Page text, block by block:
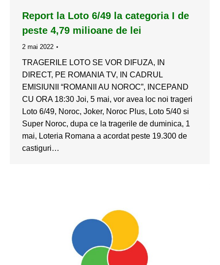
Report la Loto 6/49 la categoria I de
peste 4,79 milioane de lei
2 mai 2022
TRAGERILE LOTO SE VOR DIFUZA, IN
DIRECT, PE ROMANIA TV, IN CADRUL
EMISIUNII “ROMANII AU NOROC”, INCEPAND
CU ORA 18:30 Joi, 5 mai, vor avea loc noi trageri
Loto 6/49, Noroc, Joker, Noroc Plus, Loto 5/40 si
Super Noroc, dupa ce la tragerile de duminica, 1
mai, Loteria Romana a acordat peste 19.300 de
castiguri…